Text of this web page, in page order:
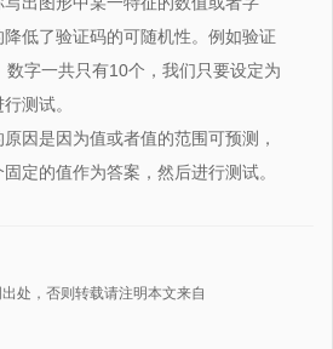
低了验证码的可随机性。例如验证
数字一共只有10个，我们只要设定为
测试。
因是因为值或者值的范围可预测，
定的值作为答案，然后进行测试。
出处，否则转载请注明本文来自